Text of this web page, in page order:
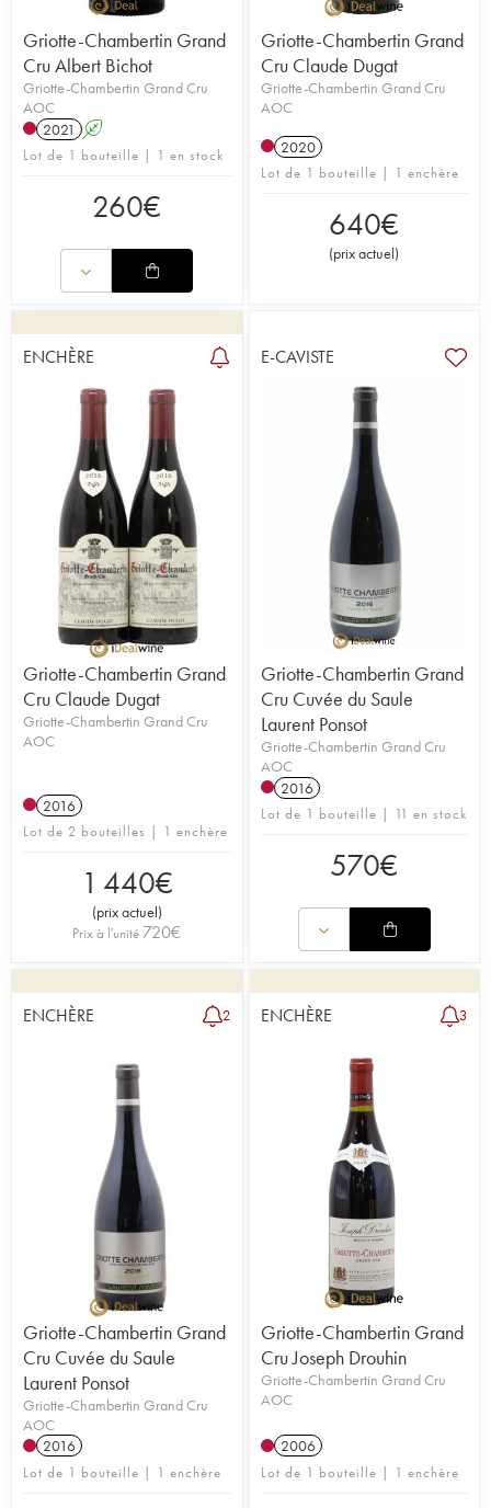
Griotte-Chambertin Grand
Cru Albert Bichot
Griotte-Chambertin Grand Cru
AOC
2021
A
Lot de 1 bouteille | 1 en stock
260€
Griotte-Chambertin Grand
Cru Claude Dugat
Griotte-Chambertin Grand Cru
AOC
2020
Lot de 1 bouteille | 1 enchère
640€
(prix actuel)
ENCHÈRE
Griotte-Chambertin Grand
Cru Claude Dugat
Griotte-Chambertin Grand Cru
AOC
2016
Lot de 2 bouteilles | 1 enchère
1 440€
(prix actuel)
Prix à l'unité 720€
E-CAVISTE
Griotte-Chambertin Grand
Cru Cuvée du Saule
Laurent Ponsot
Griotte-Chambertin Grand Cru
AOC
2016
Lot de 1 bouteille | 11 en stock
570€
ENCHÈRE 2
Griotte-Chambertin Grand
Cru Cuvée du Saule
Laurent Ponsot
Griotte-Chambertin Grand Cru
AOC
2016
Lot de 1 bouteille | 1 enchère
ENCHÈRE 3
Griotte-Chambertin Grand
Cru Joseph Drouhin
Griotte-Chambertin Grand Cru
AOC
2006
Lot de 1 bouteille | 1 enchère